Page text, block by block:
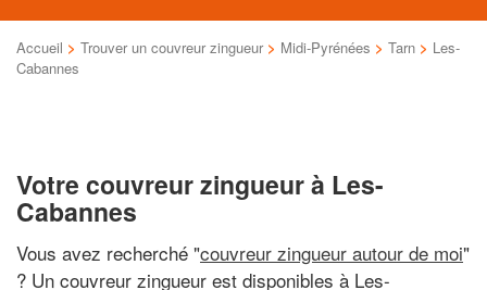
Accueil > Trouver un couvreur zingueur > Midi-Pyrénées > Tarn > Les-
Cabannes
Votre couvreur zingueur à Les-
Cabannes
Vous avez recherché "couvreur zingueur autour de moi"
? Un couvreur zingueur est disponibles à Les-